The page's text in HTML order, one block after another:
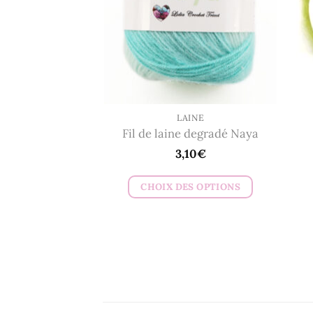
peuvent
choisies
sur
la
page
du
produit
LAINE
Fil de laine degradé Naya
3,10€
CHOIX DES OPTIONS